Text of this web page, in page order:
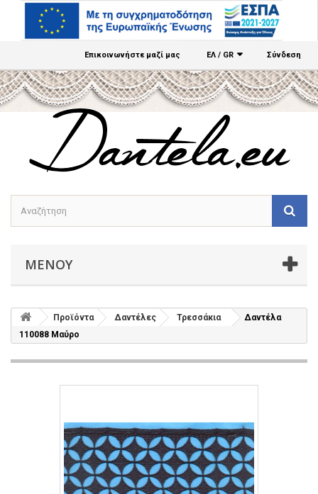
Σύνδεση
ΕΛ / GR
Επικοινωνήστε μαζί μας
ΜΕΝΟΎ
Προϊόντα Δαντέλες Τρεσσάκια
Δαντέλα
110088 Μαύρο